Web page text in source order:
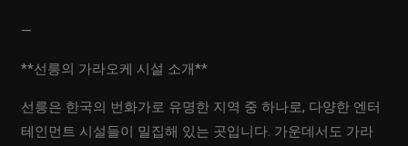
—
**선릉의 가라오케 시설 소개**
선릉은 한국의 번화가로 유명한 지역 중 하나로, 다양한 엔터
테인먼트 시설들이 밀집해 있는 곳입니다. 가운데서도 가라